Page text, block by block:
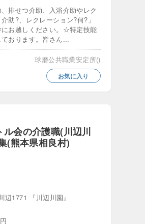
排せつ介助、入浴介助やレク
助?、レクレーション?何?」
お越しください。☆特定技能
おります。皆さん...
球磨公共職業安定所()
お気に入り
会の介護職(川辺川
(熊本県相良村)
1771 『川辺川園』